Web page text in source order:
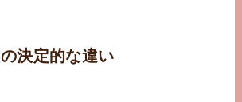
決定的な違い